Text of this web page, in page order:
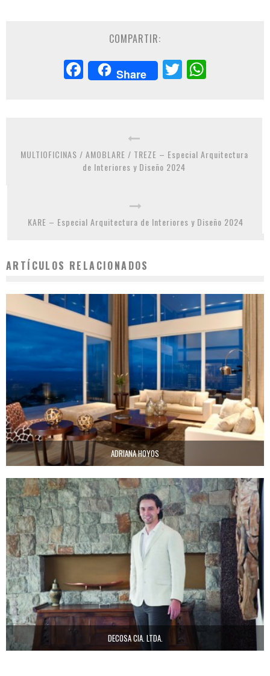
COMPARTIR:
Facebook
Share Twitter
MULTIOFICINAS / AMOBLARE / TREZE – Especial Arquitectura
de Interiores y Diseño 2024
KARE – Especial Arquitectura de Interiores y Diseño 2024
ARTÍCULOS RELACIONADOS
ADRIANA HOYOS
DECOSA CIA. LTDA.